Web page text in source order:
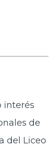
interés
de
del Liceo